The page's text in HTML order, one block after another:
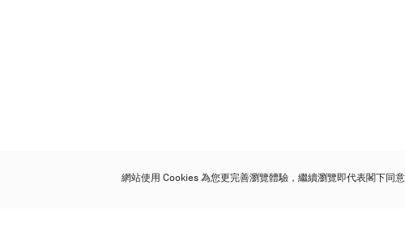
網站使用 Cookies 為您更完善瀏覽體驗，繼續瀏覽即代表閣下同